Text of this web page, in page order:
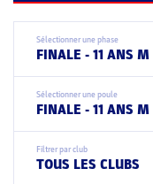
Sélectionner une phase
FINALE - 11 ANS M
Sélectionner une poule
FINALE - 11 ANS M
Filtrer par club
TOUS LES CLUBS